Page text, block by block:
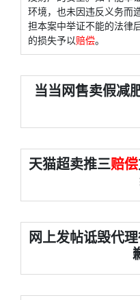
环境，也未因违反义务而
担本案中举证不能的法律
的损失予以赔偿。
当当网售卖假减
天猫超卖推三赔偿
网上发帖诋毁代